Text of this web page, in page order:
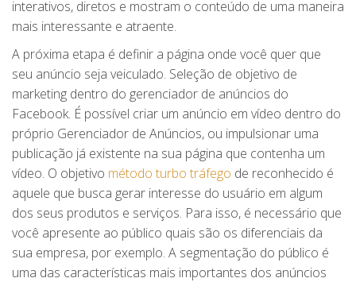
interativos, diretos e mostram o conteúdo de uma maneira
mais interessante e atraente.
A próxima etapa é definir a página onde você quer que
seu anúncio seja veiculado. Seleção de objetivo de
marketing dentro do gerenciador de anúncios do
Facebook. É possível criar um anúncio em vídeo dentro do
próprio Gerenciador de Anúncios, ou impulsionar uma
publicação já existente na sua página que contenha um
vídeo. O objetivo método turbo tráfego de reconhecido é
aquele que busca gerar interesse do usuário em algum
dos seus produtos e serviços. Para isso, é necessário que
você apresente ao público quais são os diferenciais da
sua empresa, por exemplo. A segmentação do público é
uma das características mais importantes dos anúncios